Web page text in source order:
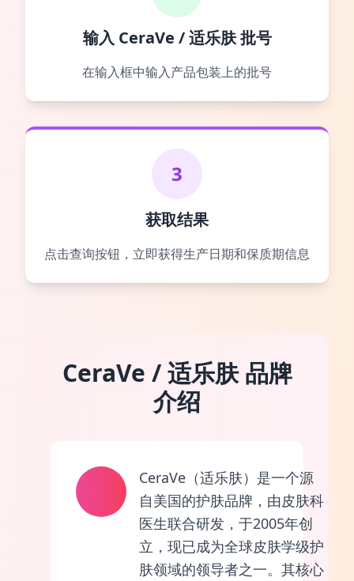
输入 CeraVe / 适乐肤 批号
在输入框中输入产品包装上的批号
3
获取结果
点击查询按钮，立即获得生产日期和保质期信息
CeraVe / 适乐肤 品牌
介绍
CeraVe（适乐肤）是一个源
自美国的护肤品牌，由皮肤科
医生联合研发，于2005年创
立，现已成为全球皮肤学级护
肤领域的领导者之一。其核心